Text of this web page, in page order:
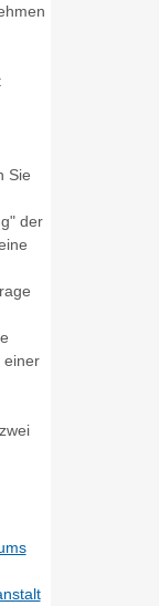
Sie
der
einer